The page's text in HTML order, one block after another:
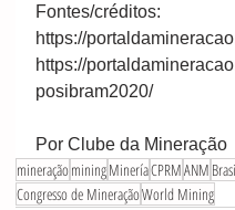
Fontes/créditos:
https://
https://
posibram2020/
Por Clube da Mineração
mineraçãominingMineríaCPRMANM
Congresso de MineraçãoWorld Mining